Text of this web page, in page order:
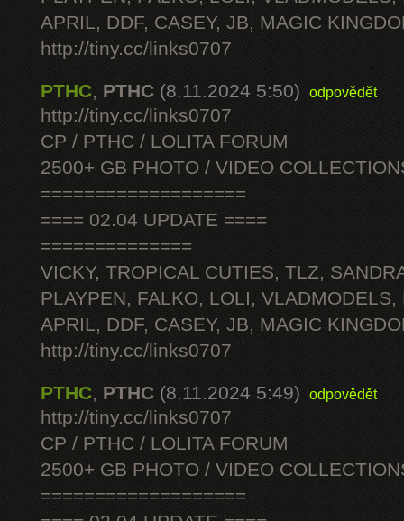
APRIL, DDF, CASEY, JB, MAGIC
http://tiny.cc/links0707
PTHC, PTHC (8.11.2024 5:50) odpovědět
http://tiny.cc/links0707
CP / PTHC / LOLITA FORUM
2500+ GB PHOTO / VIDEO
===================
==== 02.04 UPDATE ====
==============
VICKY, TROPICAL CUTIES, TLZ,
PLAYPEN, FALKO, LOLI, VLADMODELS,
APRIL, DDF, CASEY, JB, MAGIC
http://tiny.cc/links0707
PTHC, PTHC (8.11.2024 5:49) odpovědět
http://tiny.cc/links0707
CP / PTHC / LOLITA FORUM
2500+ GB PHOTO / VIDEO
===================